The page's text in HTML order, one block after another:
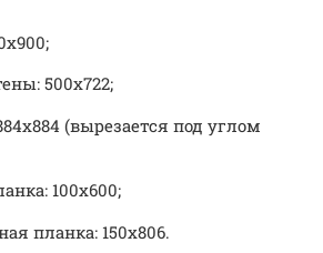
500х722;
(вырезается под углом
100х600;
планка: 150х806.